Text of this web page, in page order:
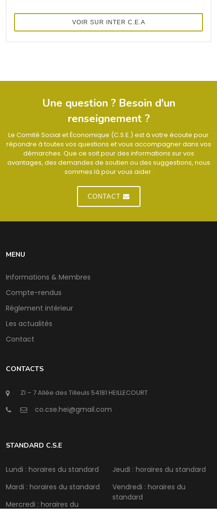
VOIR SUR INTER C.E.A
Une question ? Besoin d'un
renseignement ?
Le Comité Social et Économique (C.S.E.) est à votre écoute pour
répondre à toutes vos questions et vous accompagner dans vos
démarches. Que ce soit pour des informations sur vos
avantages, des demandes de soutien ou des suggestions, nous
sommes là pour vous aider.
CONTACT
MENU
Informations & Membres
Compte-rendus
Réglement intérieur
Les actualités
Contact
CONTACTS
ZI – 7 Allée des Tilleuls 54181 HEILLECOURT
@
STANDARD C.S.E
Lundi : horaires du standard
Mardi : horaires du standard
Mercredi : horaires du
Jeudi : horaires du standard
Vendredi : horaires du
standard